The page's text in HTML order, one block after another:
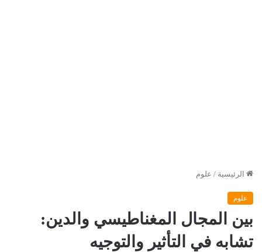
الرئيسية / علوم
علوم
بين المجال المغناطيسي والدين:
تشابه في التأثير والتوجيه